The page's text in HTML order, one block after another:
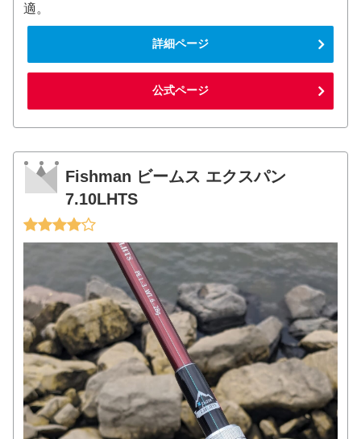
適。
詳細ページ
公式ページ
Fishman ビームス エクスパン
7.10LHTS